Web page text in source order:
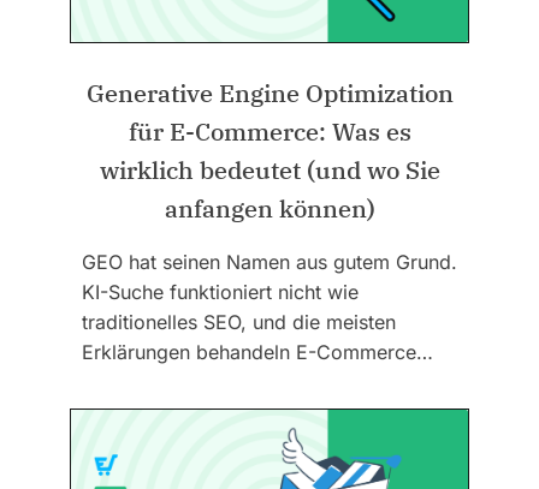
Generative Engine Optimization
für E-Commerce: Was es
wirklich bedeutet (und wo Sie
anfangen können)
GEO hat seinen Namen aus gutem Grund.
KI-Suche funktioniert nicht wie
traditionelles SEO, und die meisten
Erklärungen behandeln E-Commerce…